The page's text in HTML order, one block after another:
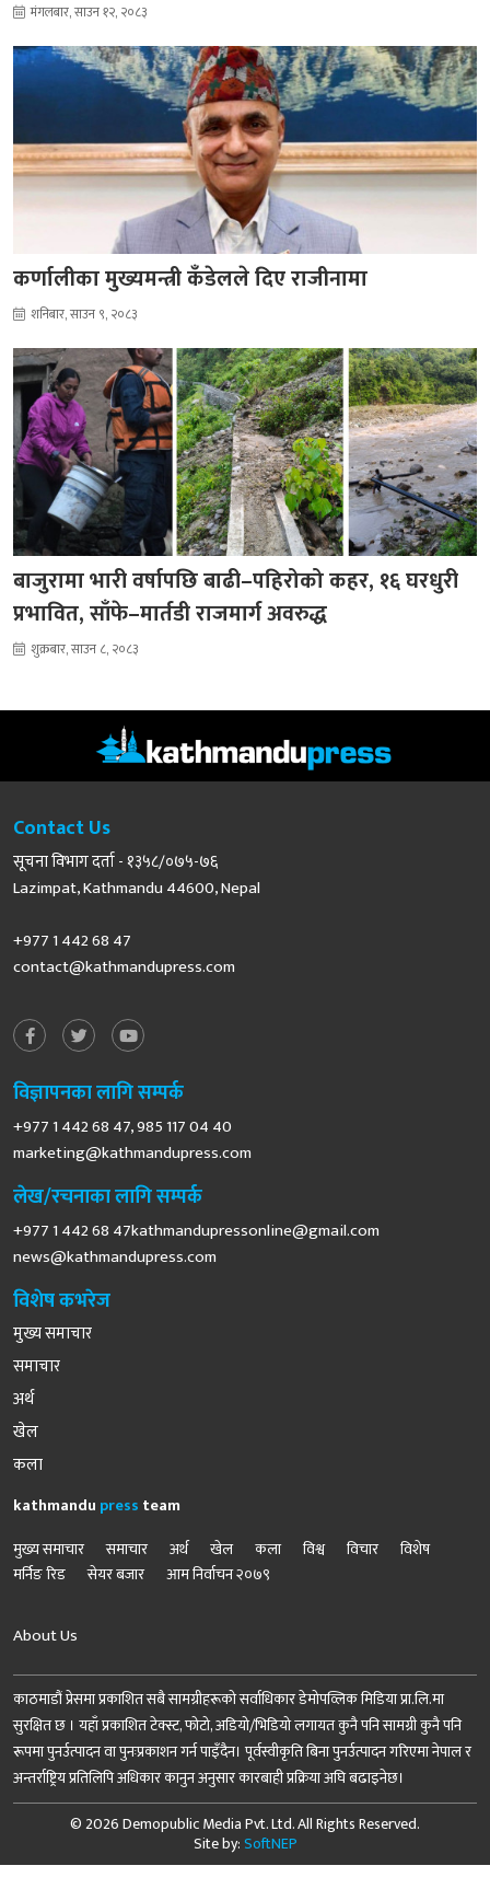
मंगलबार, साउन १२, २०८३
कर्णालीका मुख्यमन्त्री कँडेलले दिए राजीनामा
शनिबार, साउन ९, २०८३
बाजुरामा भारी वर्षापछि बाढी–पहिरोको कहर, १६ घरधुरी
प्रभावित, साँफे–मार्तडी राजमार्ग अवरुद्ध
शुक्रबार, साउन ८, २०८३
Contact Us
सूचना विभाग दर्ता - १३५८/०७५-७६
Lazimpat, Kathmandu 44600, Nepal
+977 1 442 68 47
contact@kathmandupress.com
विज्ञापनका लागि सम्पर्क
+977 1 442 68 47, 985 117 04 40
marketing@kathmandupress.com
लेख/रचनाका लागि सम्पर्क
+977 1 442 68 47kathmandupressonline@gmail.com
news@kathmandupress.com
विशेष कभरेज
मुख्य समाचार
समाचार
अर्थ
खेल
कला
kathmandu press team
मुख्य समाचार
समाचार अर्थ खेल कला विश्व विचार
विशेष
मर्निङ रिड
सेयर बजार आम निर्वाचन २०७९
About Us
काठमाडौं प्रेसमा प्रकाशित सबै सामग्रीहरूको सर्वाधिकार डेमोपव्लिक मिडिया प्रा.लि.मा
सुरक्षित छ । यहाँ प्रकाशित टेक्स्ट, फोटो, अडियो/भिडियो लगायत कुनै पनि सामग्री कुनै पनि
रूपमा पुनर्उत्पादन वा पुनःप्रकाशन गर्न पाइँदैन। पूर्वस्वीकृति बिना पुनर्उत्पादन गरिएमा नेपाल र
अन्तर्राष्ट्रिय प्रतिलिपि अधिकार कानुन अनुसार कारबाही प्रक्रिया अघि बढाइनेछ।
© 2026 Demopublic Media Pvt. Ltd. All Rights Reserved.
Site by:SoftNEP